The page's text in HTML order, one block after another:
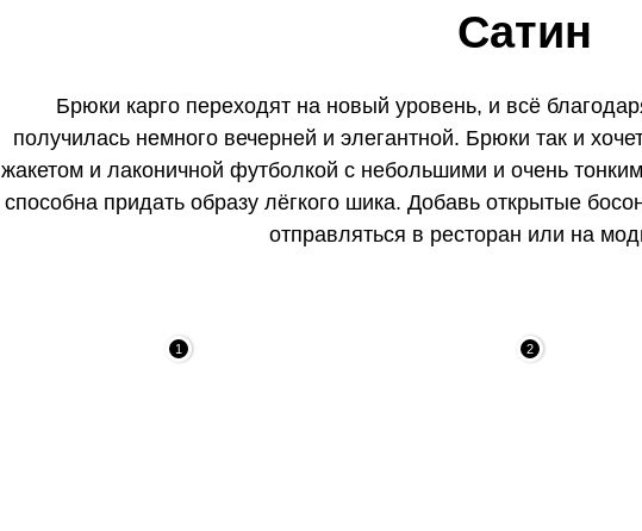
Брюки карго переходят на новый уровень, и всё
получилась немного вечерней и элегантной. Брюки так и
жакетом и лаконичной футболкой с небольшими и очень
способна придать образу лёгкого шика. Добавь открытые
отправляться в ресторан или на
Сатин
2
1